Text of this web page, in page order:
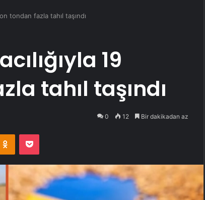
tondan fazla tahıl taşındı
19
tahıl taşındı
0 12 Bir dakikadan az
Odnoklassniki
Pocket